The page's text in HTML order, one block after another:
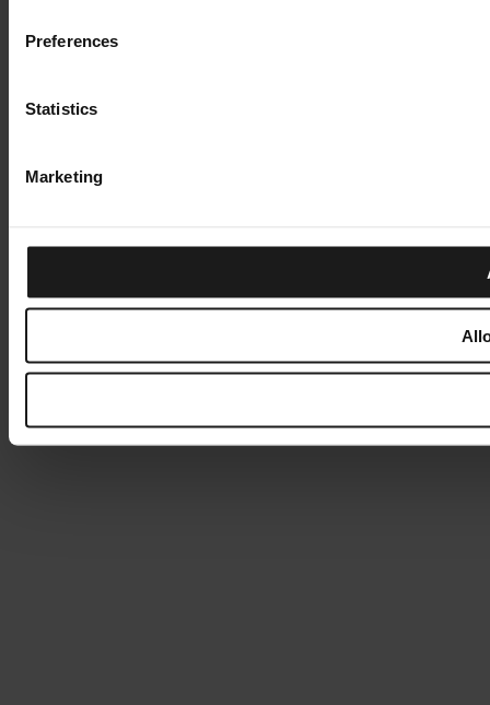
Preferences
Statistics
Marketing